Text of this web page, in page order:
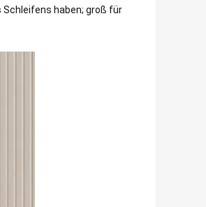
Schleifens haben; groß für